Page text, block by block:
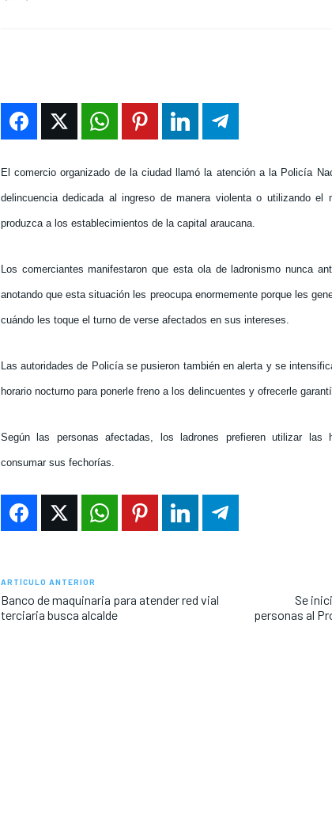
El comercio organizado de la ciudad llamó la atención a la Policía
delincuencia dedicada al ingreso de manera violenta o utilizando el
produzca a los establecimientos de la capital araucana.
Los comerciantes manifestaron que esta ola de ladronismo nunca
anotando que esta situación les preocupa enormemente porque les
cuándo les toque el turno de verse afectados en sus intereses.
Las autoridades de Policía se pusieron también en alerta y se
horario nocturno para ponerle freno a los delincuentes y ofrecerle
Según las personas afectadas, los ladrones prefieren utilizar las
consumar sus fechorías.
ARTÍCULO ANTERIOR
Banco de maquinaria para atender red vial
terciaria busca alcalde
Se
personas al